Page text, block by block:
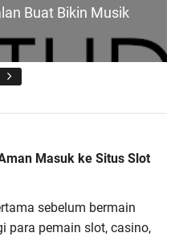
Buat Bikin Musik
Aman Masuk ke
Masuk ke Situs Slot
sebelum bermain
para pemain slot, casino,